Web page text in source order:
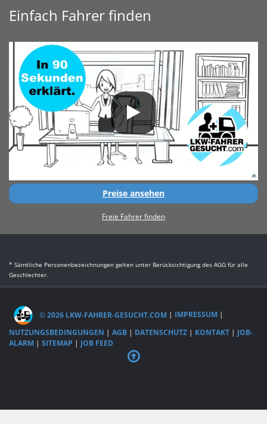
Einfach Fahrer finden
Preise ansehen
Freie Fahrer finden
* Sämtliche Personenbezeichnungen gelten unter Berücksichtigung des AGG für alle
Geschlechter.
© 2026 LKW-FAHRER-GESUCHT.COM | IMPRESSUM |
NUTZUNGSBEDINGUNGEN | AGB | DATENSCHUTZ | KONTAKT | JOB-
ALARM | SITEMAP | JOB FEED